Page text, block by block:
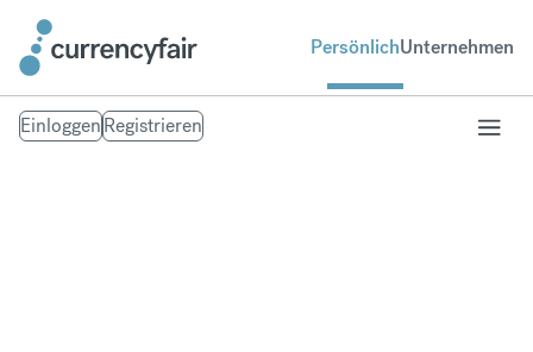
PersönlichUnternehmen
EinloggenRegistrieren